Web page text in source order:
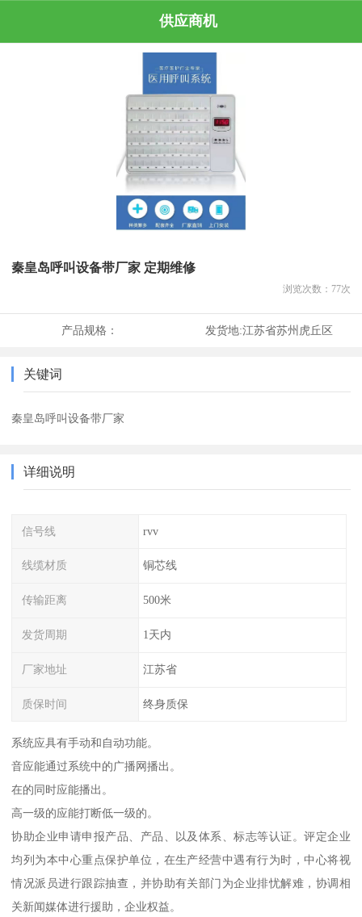
供应商机
秦皇岛呼叫设备带厂家 定期维修
浏览次数： 77次
产品规格： 发货地:江苏省苏州虎丘区
关键词
秦皇岛呼叫设备带厂家
详细说明
信号线 rvv
线缆材质 铜芯线
传输距离 500米
发货周期 1天内
厂家地址 江苏省
质保时间 终身质保
系统应具有手动和自动功能。
音应能通过系统中的广播网播出。
在的同时应能播出。
高一级的应能打断低一级的。
协助企业申请申报产品、产品、以及体系、标志等认证。评定企业
均列为本中心重点保护单位，在生产经营中遇有行为时，中心将视
情况派员进行跟踪抽查，并协助有关部门为企业排忧解难，协调相
关新闻媒体进行援助，企业权益。